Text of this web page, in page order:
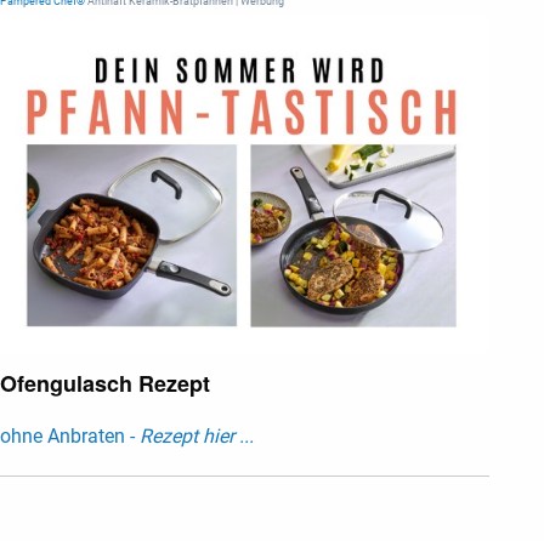
Ofengulasch Rezept
ohne Anbraten - Rezept hier ...